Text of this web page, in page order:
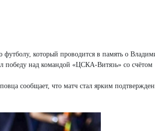
который проводится в память о
над командой «ЦСКА-Витязь» со счётом
сообщает, что матч стал ярким